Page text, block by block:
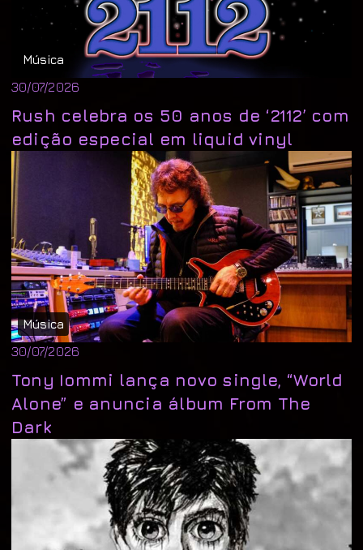
Música
30/07/2026
Rush celebra os 50 anos de ‘2112’ com
edição especial em liquid vinyl
Música
30/07/2026
Tony Iommi lança novo single, “World
Alone” e anuncia álbum From The
Dark